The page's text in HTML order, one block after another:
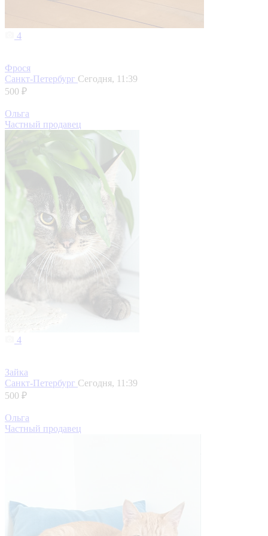
4
Фрося
Санкт-Петербург Сегодня, 11:39
500 ₽
Ольга
Частный продавец
4
Зайка
Санкт-Петербург Сегодня, 11:39
500 ₽
Ольга
Частный продавец